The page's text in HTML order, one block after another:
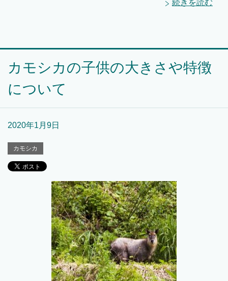
続きを読む
カモシカの子供の大きさや特徴
について
2020年1月9日
カモシカ